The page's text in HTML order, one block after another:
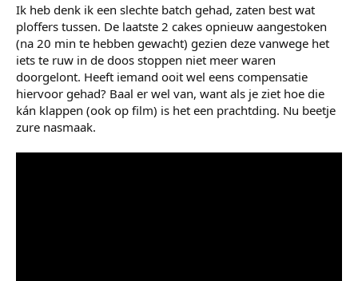
Ik heb denk ik een slechte batch gehad, zaten best wat
ploffers tussen. De laatste 2 cakes opnieuw aangestoken
(na 20 min te hebben gewacht) gezien deze vanwege het
iets te ruw in de doos stoppen niet meer waren
doorgelont. Heeft iemand ooit wel eens compensatie
hiervoor gehad? Baal er wel van, want als je ziet hoe die
kán klappen (ook op film) is het een prachtding. Nu beetje
zure nasmaak.